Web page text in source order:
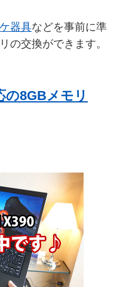
器具などを事前に準
の交換ができます。
の8GBメモリ